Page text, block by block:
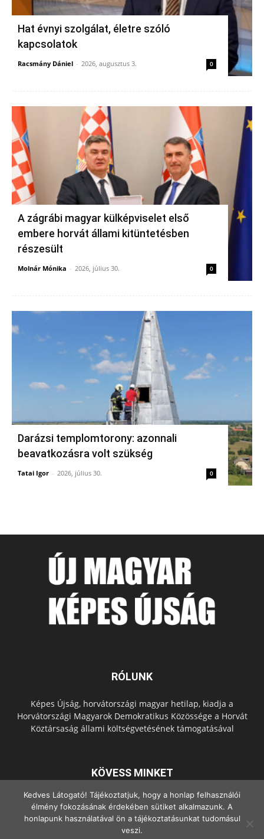
Hat évnyi szolgálat, életre szóló
kapcsolatok
Racsmány Dániel - 2026, augusztus 3. 0
A zágrábi magyar külképviselet első
embere horvát állami kitüntetésben
részesült
Molnár Mónika - 2026, július 30. 0
Darázsi templomtorony: azonnali
beavatkozásra volt szükség
Tatai Igor - 2026, július 30. 0
RÓLUNK
Képes Újság, horvátországi magyar hetilap, kiadja a
Horvátországi Magyarok Demokratikus Közössége a Horvát
Köztársaság állami költségvetésének támogatásával
KÖVESS MINKET
Kedves Látogató! Tájékoztatjuk, hogy a honlap felhasználói
élmény fokozásának érdekében sütiket alkalmazunk. A
honlapunk használatával ön a tájékoztatásunkat tudomásul
veszi.